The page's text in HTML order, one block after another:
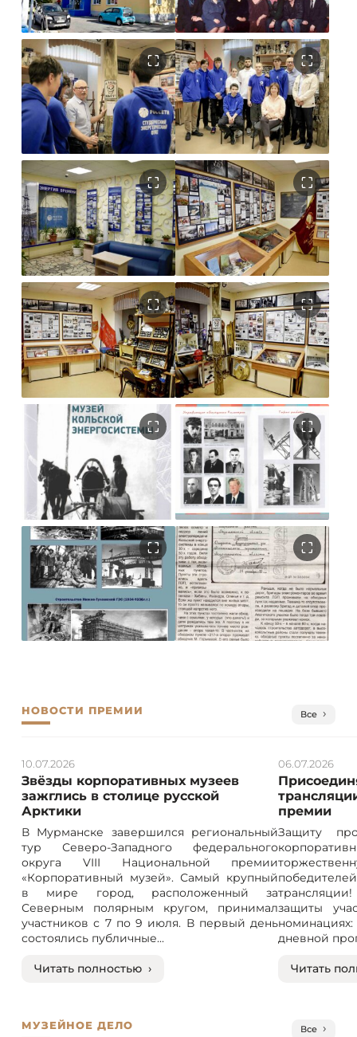
НОВОСТИ ПРЕМИИ Все
Звёзды корпоративных музеев
зажглись в столице русской
Арктики
10.07.2026
В Мурманске завершился региональный
тур Северо-Западного федерального
округа VIII Национальной премии
«Корпоративный музей». Самый крупный
в мире город, расположенный за
Северным полярным кругом, принимал
участников с 7 по 9 июля. В первый день
состоялись публичные...
Читать полностью ›
премии
06.07.2026
Защиту
защиты
дневной
Читать
МУЗЕЙНОЕ ДЕЛО Все